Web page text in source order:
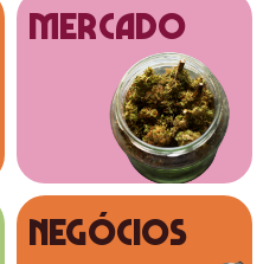
MERCADO
NEGÓCIOS